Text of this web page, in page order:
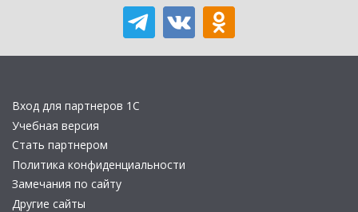
Вход для партнеров 1С
Учебная версия
Стать партнером
Политика конфиденциальности
Замечания по сайту
Другие сайты